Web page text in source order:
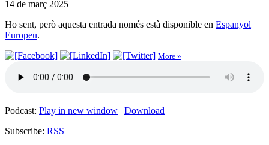
14 de març 2025
Ho sent, però aquesta entrada només està disponible en Espanyol
Europeu.
More »
Podcast: Play in new window | Download
Subscribe: RSS